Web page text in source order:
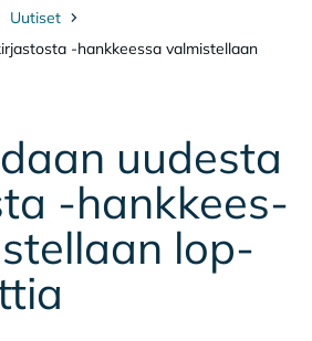
Uutiset
-hankkeessa valmistellaan
uu­des­ta
-hank­kees­
lop­